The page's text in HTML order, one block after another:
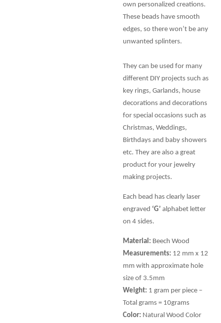
own personalized creations.
These beads have smooth
edges, so there won’t be any
unwanted splinters.
They can be used for many
different DIY projects such as
key rings, Garlands, house
decorations and decorations
for special occasions such as
Christmas, Weddings,
Birthdays and baby showers
etc. They are also a great
product for your jewelry
making projects.
Each bead has clearly laser
engraved ‘G’ alphabet letter
on 4 sides.
Material: Beech Wood
Measurements: 12 mm x 12
mm with approximate hole
size of 3.5mm
Weight: 1 gram per piece –
Total grams = 10grams
Color: Natural Wood Color